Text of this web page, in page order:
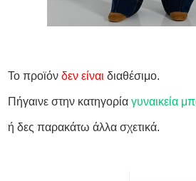
Το προϊόν δεν είναι διαθέσιμο.
Πήγαινε στην κατηγορία γυναικεία
ή δες παρακάτω άλλα σχετικά.